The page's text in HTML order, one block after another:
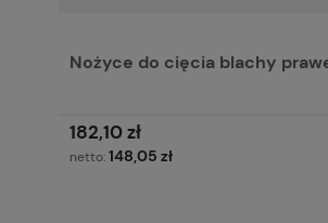
Nożyce do cięcia blachy
182,10 zł
netto:148,05 zł